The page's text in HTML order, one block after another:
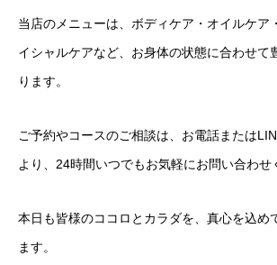
当店のメニューは、ボディケア・オイルケア
イシャルケアなど、お身体の状態に合わせて
ります。
ご予約やコースのご相談は、お電話または
より、24時間いつでもお気軽にお問い合わせ
本日も皆様のココロとカラダを、真心を込め
ます。